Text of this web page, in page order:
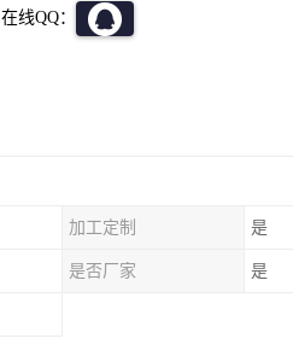
在线QQ：
加工定制 是
是否厂家 是